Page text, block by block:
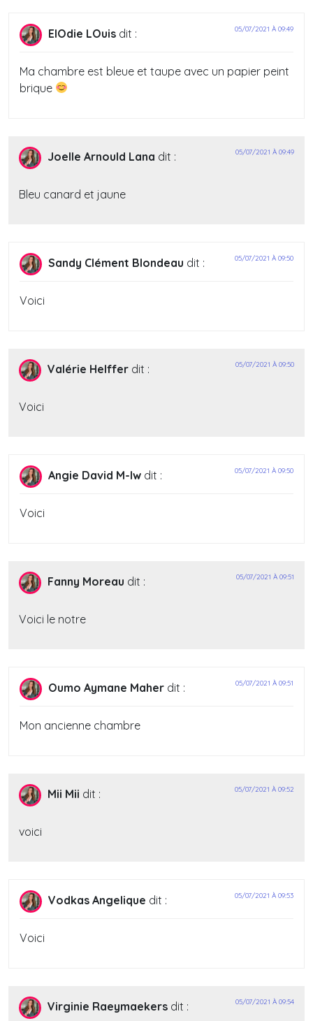
ElOdie LOuis dit : 05/07/2021 À 09:49
Ma chambre est bleue et taupe avec un papier peint
brique
Joelle Arnould Lana dit : 05/07/2021 À 09:49
Bleu canard et jaune
Sandy Clément Blondeau dit : 05/07/2021 À 09:50
Voici
Valérie Helffer dit : 05/07/2021 À 09:50
Voici
Angie David M-lw dit : 05/07/2021 À 09:50
Voici
Fanny Moreau dit : 05/07/2021 À 09:51
Voici le notre
Oumo Aymane Maher dit : 05/07/2021 À 09:51
Mon ancienne chambre
Mii Mii dit : 05/07/2021 À 09:52
voici
Vodkas Angelique dit : 05/07/2021 À 09:53
Voici
Virginie Raeymaekers dit : 05/07/2021 À 09:54